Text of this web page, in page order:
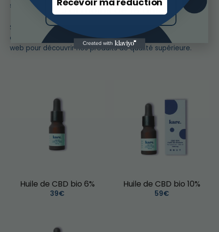
sexuelles.
Si vous souhaitez en savoir plus sur le CBD et ses nombreux
avantages potentiels, n’hésitez pas à consulter notre site
web pour découvrir nos produits de qualité supérieure.
Huile de CBD bio 6%
39€
Huile de CBD bio 10%
59€